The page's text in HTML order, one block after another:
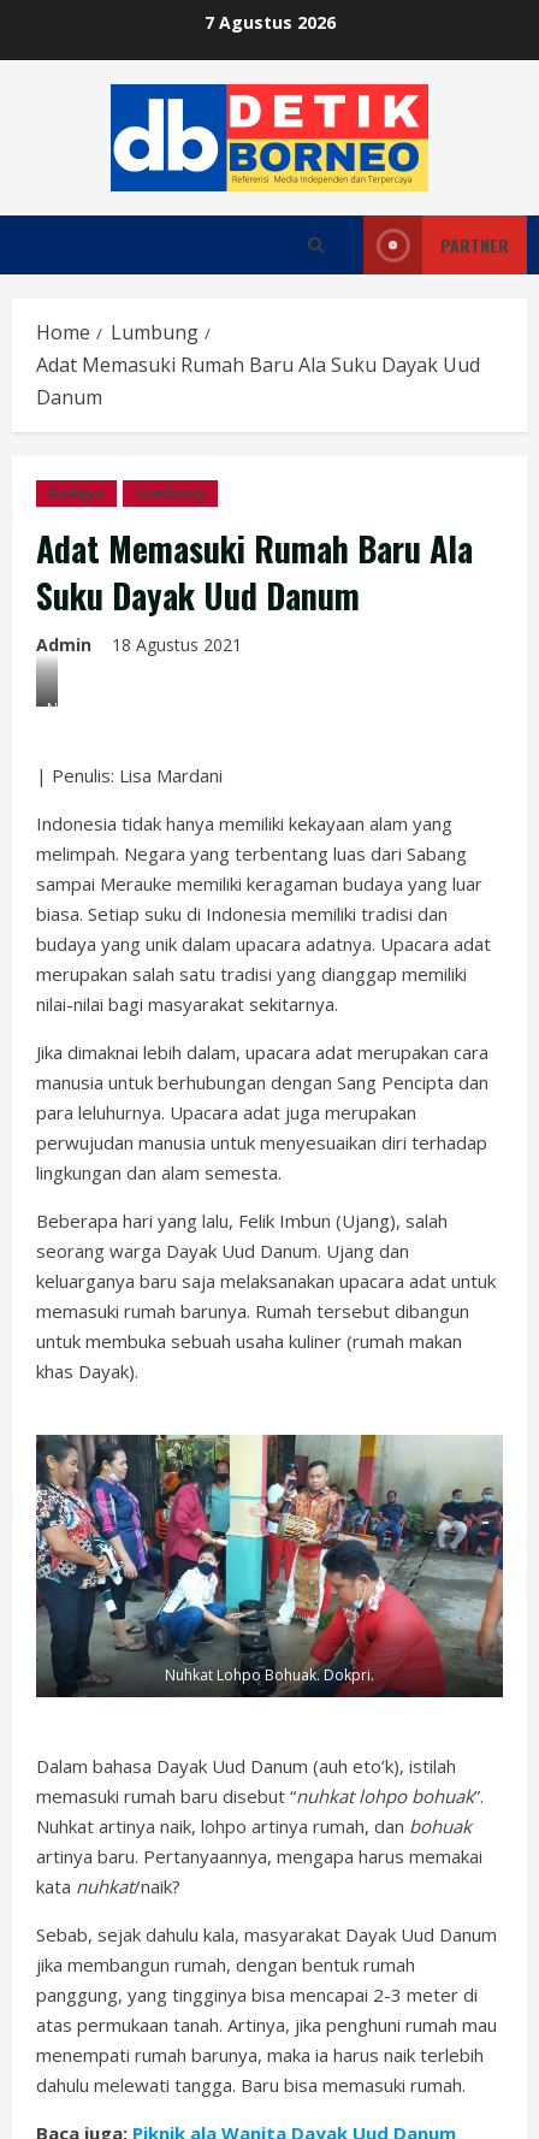
7 Agustus 2026
PARTNER
Home
Lumbung
Adat Memasuki Rumah Baru Ala Suku Dayak Uud
Danum
Budaya Lumbung
Adat Memasuki Rumah Baru Ala
Suku Dayak Uud Danum
Admin 18 Agustus 2021
Nuhkat
Dokpri.
| Penulis: Lisa Mardani
Indonesia tidak hanya memiliki kekayaan alam yang
melimpah. Negara yang terbentang luas dari Sabang
sampai Merauke memiliki keragaman budaya yang luar
biasa. Setiap suku di Indonesia memiliki tradisi dan
budaya yang unik dalam upacara adatnya. Upacara adat
merupakan salah satu tradisi yang dianggap memiliki
nilai-nilai bagi masyarakat sekitarnya.
Jika dimaknai lebih dalam, upacara adat merupakan cara
manusia untuk berhubungan dengan Sang Pencipta dan
para leluhurnya. Upacara adat juga merupakan
perwujudan manusia untuk menyesuaikan diri terhadap
lingkungan dan alam semesta.
Beberapa hari yang lalu, Felik Imbun (Ujang), salah
seorang warga Dayak Uud Danum. Ujang dan
keluarganya baru saja melaksanakan upacara adat untuk
memasuki rumah barunya. Rumah tersebut dibangun
untuk membuka sebuah usaha kuliner (rumah makan
khas Dayak).
Nuhkat Lohpo Bohuak. Dokpri.
Dalam bahasa Dayak Uud Danum (auh eto’k), istilah
memasuki rumah baru disebut “nuhkat lohpo bohuak”.
Nuhkat artinya naik, lohpo artinya rumah, dan bohuak
artinya baru. Pertanyaannya, mengapa harus memakai
kata nuhkat/naik?
Sebab, sejak dahulu kala, masyarakat Dayak Uud Danum
jika membangun rumah, dengan bentuk rumah
panggung, yang tingginya bisa mencapai 2-3 meter di
atas permukaan tanah. Artinya, jika penghuni rumah mau
menempati rumah barunya, maka ia harus naik terlebih
dahulu melewati tangga. Baru bisa memasuki rumah.
Baca juga: Piknik ala Wanita Dayak Uud Danum